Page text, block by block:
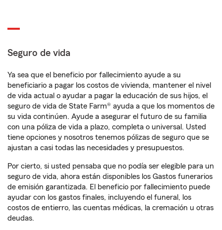
Seguro de vida
Ya sea que el beneficio por fallecimiento ayude a su
beneficiario a pagar los costos de vivienda, mantener el nivel
de vida actual o ayudar a pagar la educación de sus hijos, el
seguro de vida de State Farm® ayuda a que los momentos de
su vida continúen. Ayude a asegurar el futuro de su familia
con una póliza de vida a plazo, completa o universal. Usted
tiene opciones y nosotros tenemos pólizas de seguro que se
ajustan a casi todas las necesidades y presupuestos.
Por cierto, si usted pensaba que no podía ser elegible para un
seguro de vida, ahora están disponibles los Gastos funerarios
de emisión garantizada. El beneficio por fallecimiento puede
ayudar con los gastos finales, incluyendo el funeral, los
costos de entierro, las cuentas médicas, la cremación u otras
deudas.